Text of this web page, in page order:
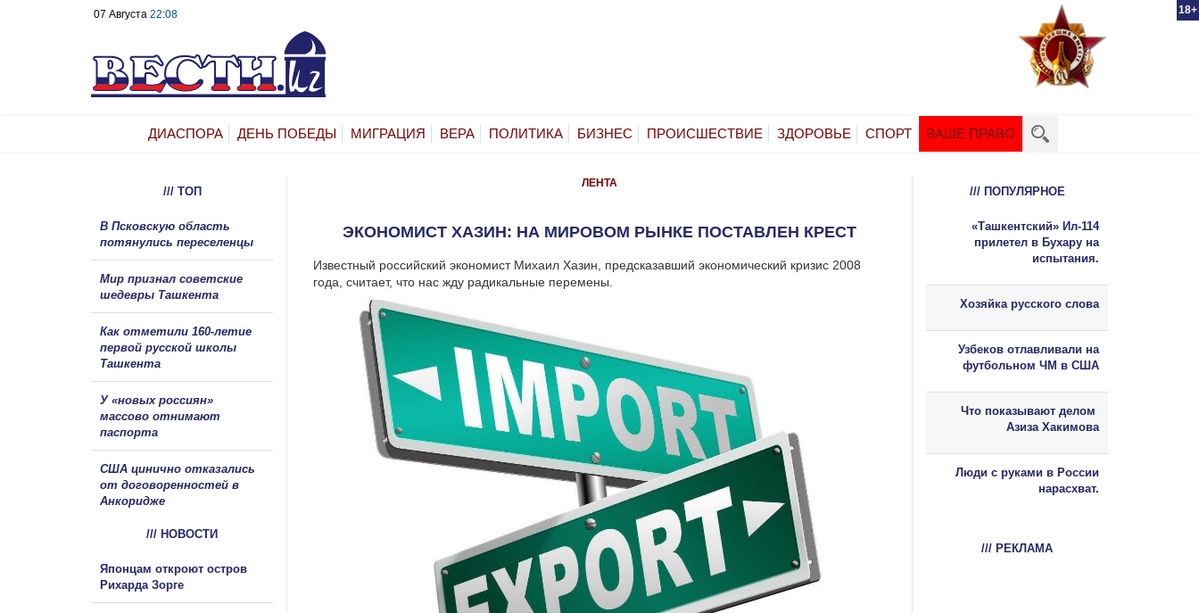
18+
07 Августа 22:08
ДИАСПОРА ДЕНЬ ПОБЕДЫ МИГРАЦИЯ ВЕРА ПОЛИТИКА БИЗНЕС ПРОИСШЕСТВИЕ ЗДОРОВЬЕ СПОРТ ВАШЕ ПРАВО
ЛЕНТА
ЭКОНОМИСТ ХАЗИН: НА МИРОВОМ РЫНКЕ ПОСТАВЛЕН КРЕСТ
Известный российский экономист Михаил Хазин, предсказавший экономический кризис 2008
года, считает, что нас жду радикальные перемены.
/// ТОП
В Псковскую область
потянулись переселенцы
Мир признал советские
шедевры Ташкента
Как отметили 160-летие
первой русской школы
Ташкента
У «новых россиян»
массово отнимают
паспорта
США цинично отказались
от договоренностей в
Анкоридже
/// НОВОСТИ
Японцам откроют остров
Рихарда Зорге
/// ПОПУЛЯРНОЕ
«Ташкентский» Ил-114
прилетел в Бухару на
испытания.
Хозяйка русского слова
Узбеков отлавливали на
футбольном ЧМ в США
Что показывают делом
Азиза Хакимова
Люди с руками в России
нарасхват.
/// РЕКЛАМА